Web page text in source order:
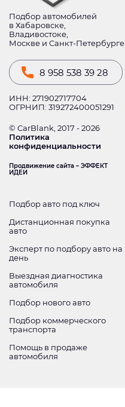
Подбор автомобилей
в Хабаровске,
Владивостоке,
Москве и Санкт-Петербурге
8 958 538 39 28
ИНН: 271902717704
ОГРНИП: 319272400051291
© CarBlank, 2017 - 2026
Политика
конфиденциальности
Продвижение сайта – ЭФФЕКТ
ИДЕИ
Подбор авто под ключ
Дистанционная покупка
авто
Эксперт по подбору авто на
день
Выездная диагностика
автомобиля
Подбор нового авто
Подбор коммерческого
транспорта
Помощь в продаже
автомобиля